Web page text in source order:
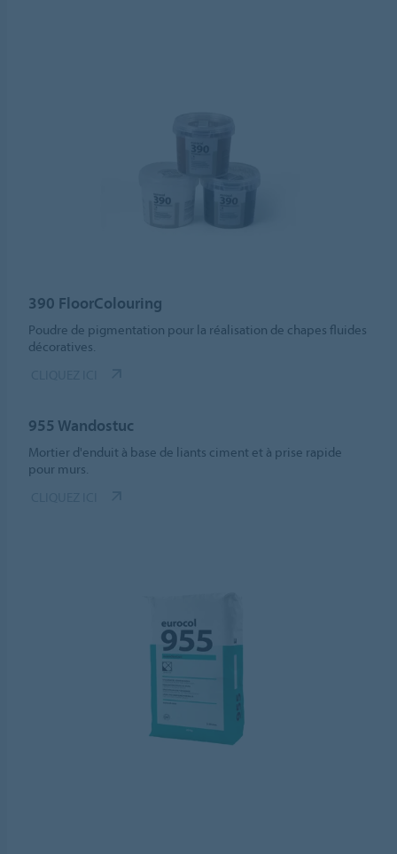
390 FloorColouring
Poudre de pigmentation pour la réalisation de chapes fluides
décoratives.
955 Wandostuc
Mortier d'enduit à base de liants ciment et à prise rapide
pour murs.